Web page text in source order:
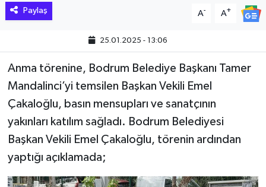
Paylaş A- A+
25.01.2025 - 13:06
Anma törenine, Bodrum Belediye Başkanı Tamer
Mandalinci’yi temsilen Başkan Vekili Emel
Çakaloğlu, basın mensupları ve sanatçının
yakınları katılım sağladı. Bodrum Belediyesi
Başkan Vekili Emel Çakaloğlu, törenin ardından
yaptığı açıklamada;
POLİTİKA
SAĞLIK
SİYASET
SPOR
TARİH